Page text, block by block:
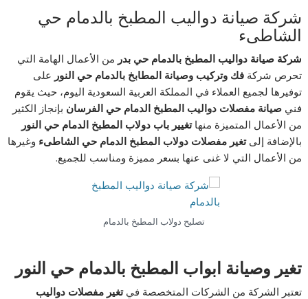
شركة صيانة دواليب المطبخ بالدمام حي
الشاطىء
شركة صيانة دواليب المطبخ بالدمام حي بدر من الأعمال الهامة التي
تحرص شركةفك وتركيب وصيانة المطابخ بالدمام حي النور على
توفيرها لجميع العملاء في المملكة العربية السعودية اليوم، حيث يقوم
فنيصيانة مفصلات دواليب المطبخ الدمام حي الفرسان بإنجاز الكثير
من الأعمال المتميزة منهاتغيير باب دولاب المطبخ الدمام حي النور
بالإضافة إلىتغير مفصلات دولاب المطبخ الدمام حي الشاطىء وغيرها
من الأعمال التي لا غنى عنها بسعر مميزة ومناسب للجميع.
تصليح دولاب المطبخ بالدمام
تغير وصيانة ابواب المطبخ بالدمام حي النور
تعتبر الشركة من الشركات المتخصصة فيتغير مفصلات دواليب